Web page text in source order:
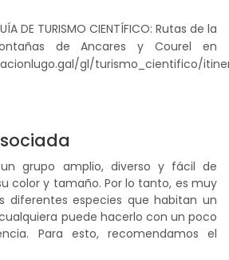
DE TURISMO CIENTÍFICO: Rutas de la
de Ancares y Courel en
gl/turismo_cientifico/
grupo amplio, diverso y fácil de
color y tamaño. Por lo tanto, es muy
diferentes especies que habitan un
puede hacerlo con un poco
Para esto, recomendamos el